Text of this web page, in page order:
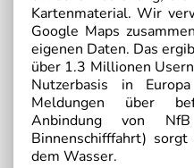
Kartenmaterial. Wir
Google Maps
eigenen Daten. Das
über 1.3 Millionen
Nutzerbasis in
Meldungen über
Anbindung von
Binnenschifffahrt)
dem Wasser.